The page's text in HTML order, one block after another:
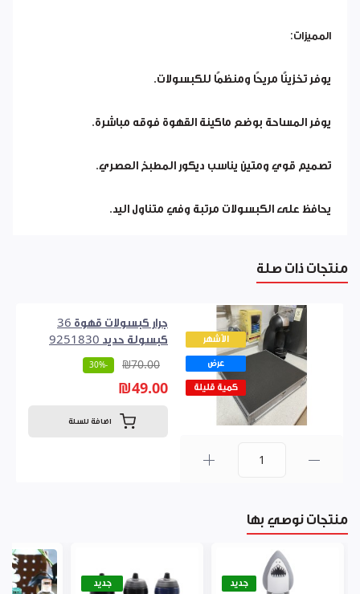
المميزات:
يوفر تخزينًا مريحًا ومنظمًا للكبسولات.
يوفر المساحة بوضع ماكينة القهوة فوقه مباشرة.
تصميم قوي ومتين يناسب ديكور المطبخ العصري.
يحافظ على الكبسولات مرتبة وفي متناول اليد.
منتجات ذات صلة
الأشهر
عرض
كمية قليلة
جرار كبسولات قهوة 36
كبسولة حديد 9251830
₪70.00
-30%
₪49.00
اضافة للسلة
منتجات نوصي بها
جديد جديد